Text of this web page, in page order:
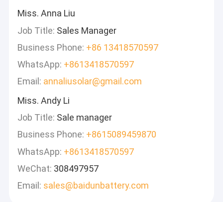
Miss. Anna Liu
Job Title: Sales Manager
Business Phone: +86 13418570597
WhatsApp: +8613418570597
Email: annaliusolar@gmail.com
Miss. Andy Li
Job Title: Sale manager
Business Phone: +8615089459870
WhatsApp: +8613418570597
WeChat: 308497957
Email: sales@baidunbattery.com